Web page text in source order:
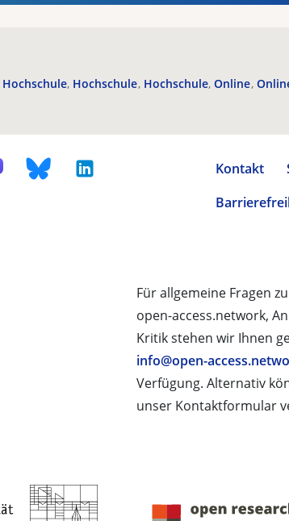
Hochschule Hochschule Hochschule Online
Kontakt
Für allgemeine Fragen
open-access.network,
Kritik stehen wir Ihnen
info@open-
Verfügung. Alternativ
unser Kontaktformular